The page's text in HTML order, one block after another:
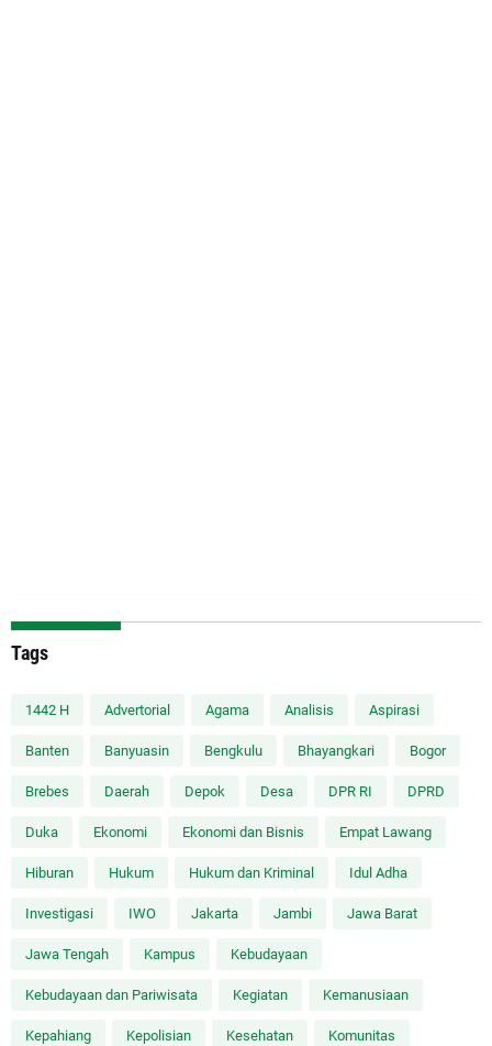
Tags
1442 H Advertorial Agama Analisis Aspirasi
Banten Banyuasin Bengkulu Bhayangkari Bogor
Brebes Daerah Depok Desa DPR RI DPRD
Duka Ekonomi Ekonomi dan Bisnis Empat Lawang
Hiburan Hukum Hukum dan Kriminal Idul Adha
Investigasi IWO Jakarta Jambi Jawa Barat
Jawa Tengah Kampus Kebudayaan
Kebudayaan dan Pariwisata Kegiatan Kemanusiaan
Kepahiang Kepolisian Kesehatan Komunitas